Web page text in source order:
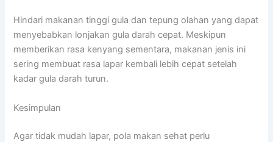
Hindari makanan tinggi gula dan tepung olahan yang dapat
menyebabkan lonjakan gula darah cepat. Meskipun
memberikan rasa kenyang sementara, makanan jenis ini
sering membuat rasa lapar kembali lebih cepat setelah
kadar gula darah turun.
Kesimpulan
Agar tidak mudah lapar, pola makan sehat perlu